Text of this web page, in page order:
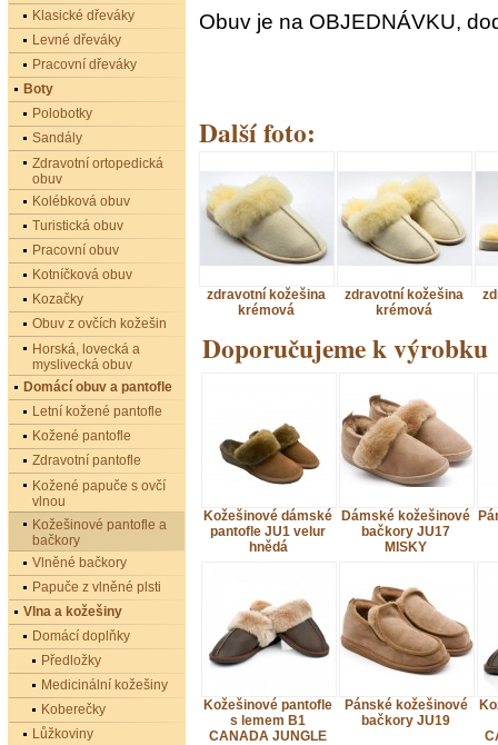
Obuv je na OBJEDNÁVKU,
Další foto:
zdravotní kožešina
krémová
zdravotní kožešina
krémová
Doporučujeme k výrobku
Kožešinové dámské
pantofle JU1 velur
hnědá
Dámské kožešinové
bačkory JU17
MISKY
Kožešinové pantofle
s lemem B1
CANADA JUNGLE
Pánské kožešinové
bačkory JU19
Klasické dřeváky
Levné dřeváky
Pracovní dřeváky
Boty
Polobotky
Sandály
Zdravotní ortopedická
obuv
Kolébková obuv
Turistická obuv
Pracovní obuv
Kotníčková obuv
Kozačky
Obuv z ovčích kožešin
Horská, lovecká a
myslivecká obuv
Domácí obuv a pantofle
Letní kožené pantofle
Kožené pantofle
Zdravotní pantofle
Kožené papuče s ovčí
vlnou
Kožešinové pantofle a
bačkory
Vlněné bačkory
Papuče z vlněné plsti
Vlna a kožešiny
Domácí doplňky
Předložky
Medicinální kožešiny
Koberečky
Lůžkoviny